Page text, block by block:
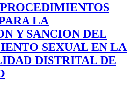
LA
Y SANCION DEL
SEXUAL EN LA
DISTRITAL DE